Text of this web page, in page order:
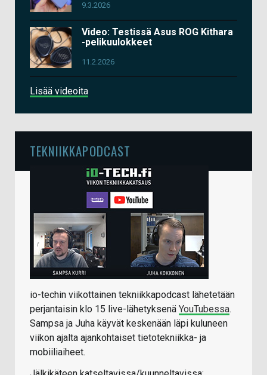
9.3.2026
Video: Testissä Asus ROG Kithara
-pelikuulokkeet
11.2.2026
Lisää videoita
TEKNIIKKAPODCAST
io-techin viikottainen tekniikkapodcast lähetetään
perjantaisin klo 15 live-lähetyksenä YouTubessa.
Sampsa ja Juha käyvät keskenään läpi kuluneen
viikon ajalta ajankohtaiset tietotekniikka- ja
mobiiliaiheet.